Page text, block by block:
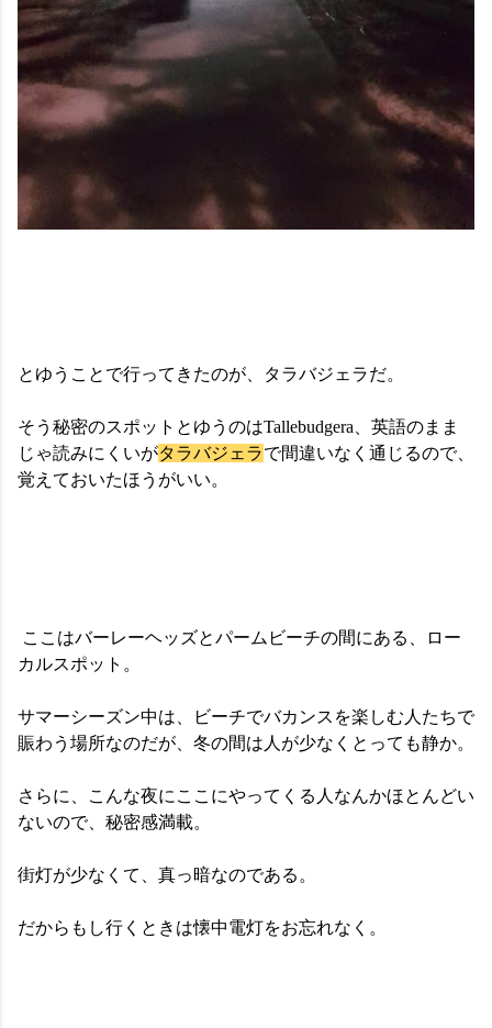
とゆうことで行ってきたのが、タラバジェラだ。
そう秘密のスポットとゆうのはTallebudgera、英語のまま
じゃ読みにくいがタラバジェラで間違いなく通じるので、
覚えておいたほうがいい。
ここはバーレーヘッズとパームビーチの間にある、ロー
カルスポット。
サマーシーズン中は、ビーチでバカンスを楽しむ人たちで
賑わう場所なのだが、冬の間は人が少なくとっても静か。
さらに、こんな夜にここにやってくる人なんかほとんどい
ないので、秘密感満載。
街灯が少なくて、真っ暗なのである。
だからもし行くときは懐中電灯をお忘れなく。